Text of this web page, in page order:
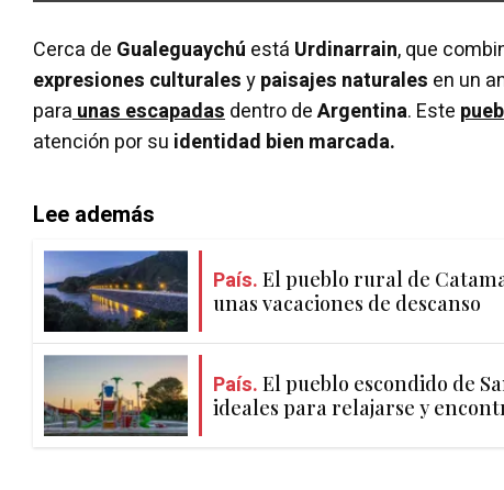
Cerca de Gualeguaychú está Urdinarrain, que
expresiones culturalesypaisajes naturales en un
paraunas escapadasdentro deArgentina. Este
atención por su identidad bien marcada.
Lee además
País. El pueblo rural de
unas vacaciones de descanso
País. El pueblo escondido de
ideales para relajarse y